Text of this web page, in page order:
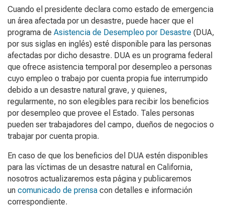
Cuando el presidente declara como estado de emergencia
un área afectada por un desastre, puede hacer que el
programa de Asistencia de Desempleo por Desastre (DUA,
por sus siglas en inglés) esté disponible para las personas
afectadas por dicho desastre. DUA es un programa federal
que ofrece asistencia temporal por desempleo a personas
cuyo empleo o trabajo por cuenta propia fue interrumpido
debido a un desastre natural grave, y quienes,
regularmente, no son elegibles para recibir los beneficios
por desempleo que provee el Estado. Tales personas
pueden ser trabajadores del campo, dueños de negocios o
trabajar por cuenta propia.
En caso de que los beneficios del DUA estén disponibles
para las víctimas de un desastre natural en California,
nosotros actualizaremos esta página y publicaremos
un comunicado de prensa con detalles e información
correspondiente.